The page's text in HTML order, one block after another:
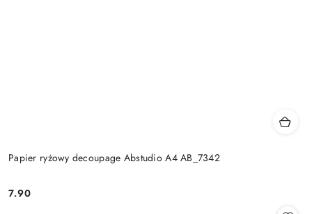
Papier ryżowy decoupage Abstudio A4 AB_7342
Cena:
7.90